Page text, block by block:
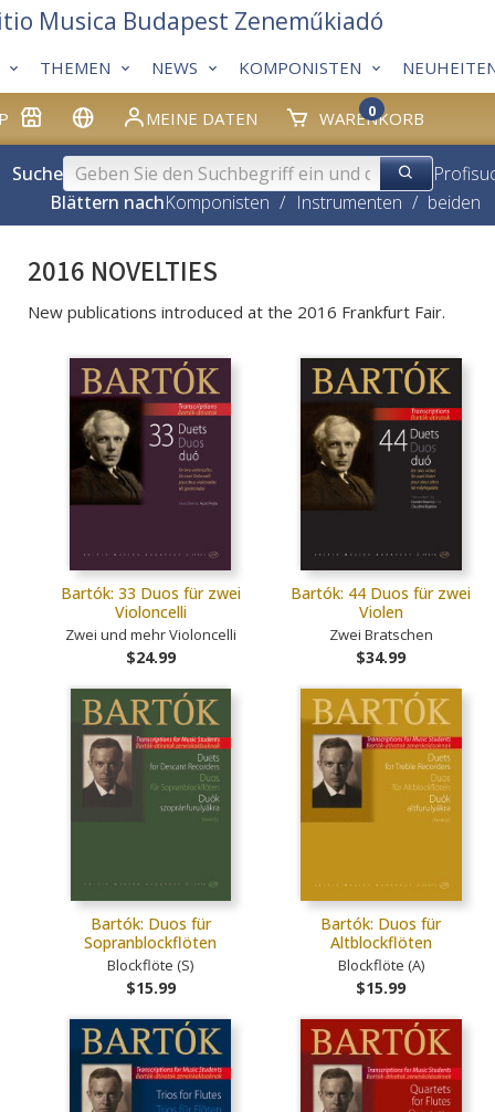
MEINE DATEN WARENKORB
0
THEMEN NEWS KOMPONISTEN
Musica Budapest Zeneműkiadó
Suche
Blättern nachKomponisten / Instrumenten / beiden
2016 NOVELTIES
New publications introduced at the 2016 Frankfurt Fair.
Bartók: 33 Duos für zwei
Violoncelli
Zwei und mehr Violoncelli
$24.99
Bartók: 44 Duos für zwei
Violen
Zwei Bratschen
$34.99
Bartók: Duos für
Sopranblockflöten
Blockflöte (S)
$15.99
Bartók: Duos für
Altblockflöten
Blockflöte (A)
$15.99